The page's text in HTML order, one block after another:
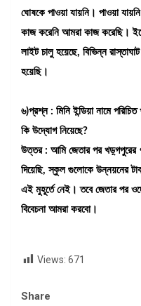
ঘোষকে পাওয়া যায়নি। পাওয়া
কাজ করেনি আমরা কাজ করেছি।
লাইট চালু হয়েছে, বিভিন্ন
হয়েছি।
৬)প্রশ্ন : মিনি ইন্ডিয়া নামে
কি উদ্যোগ নিয়েছে?
উত্তর : আমি জেতার পর খড়্গপুরের
দিয়েছি, স্কুল গুলোকে উন্নয়নের
এই মুহূর্তে নেই। তবে জেতার পর
বিবেচনা আমরা করবো।
Views: 671
Share